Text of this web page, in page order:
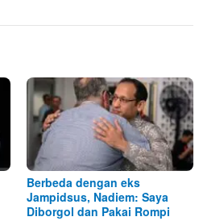
Berbeda dengan eks
Jampidsus, Nadiem: Saya
Diborgol dan Pakai Rompi